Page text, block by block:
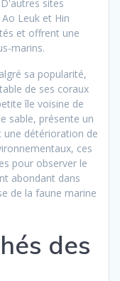
sites
Leuk et Hin
et offrent une
marins.
sa popularité,
de ses coraux
île voisine de
sable, présente un
une détérioration de
ces
pour observer le
abondant dans
de la faune marine
des